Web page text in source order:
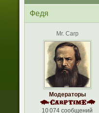
Федя
Mr. Carp
Модераторы
10 074 сообщений